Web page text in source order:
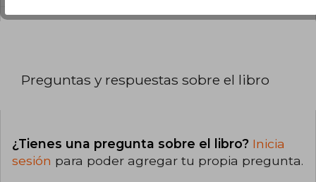
Preguntas y respuestas sobre el libro
¿Tienes una pregunta sobre el libro? Inicia
sesión para poder agregar tu propia pregunta.